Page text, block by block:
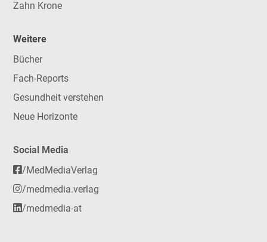
Zahn Krone
Weitere
Bücher
Fach-Reports
Gesundheit verstehen
Neue Horizonte
Social Media
/MedMediaVerlag
/medmedia.verlag
/medmedia-at